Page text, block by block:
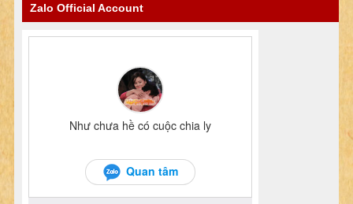
Zalo Official Account